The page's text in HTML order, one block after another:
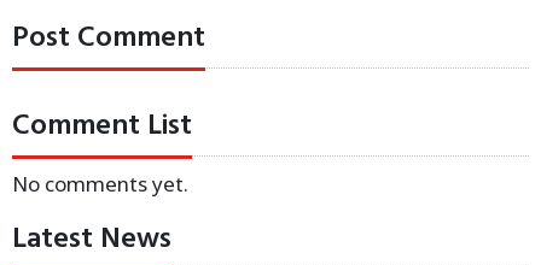
Post Comment
Comment List
No comments yet.
Latest News